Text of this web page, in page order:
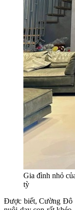
Gia đình nhỏ
tỳ
Được biết, Cường Đô